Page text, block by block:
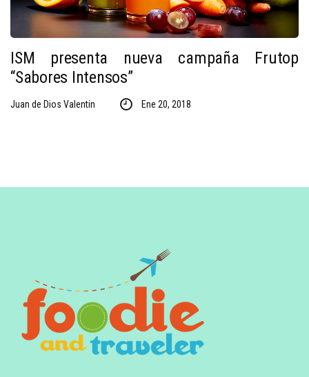
ISM presenta nueva campaña Frutop
“Sabores Intensos”
Juan de Dios Valentin Ene 20, 2018